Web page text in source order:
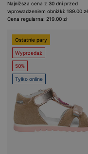
Najniższa cena z 30 dni przed
wprowadzeniem obniżki: 189.00 zł
Cena regularna: 219.00 zł
Ostatnie pary
Wyprzedaż
50%
Tylko online